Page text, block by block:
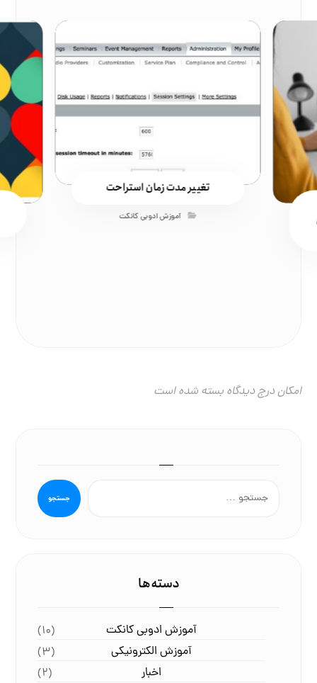
تغییر مدت زمان استراحت
آموزش ادوبی کانکت
امکان درج دیدگاه بسته شده است
جستجو
دسته‌ها
آموزش ادوبی کانکت
(۱۰)
آموزش الکترونیکی
(۳)
اخبار
(۲)